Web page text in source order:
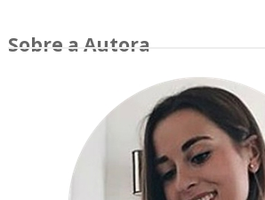
Sobre a Autora